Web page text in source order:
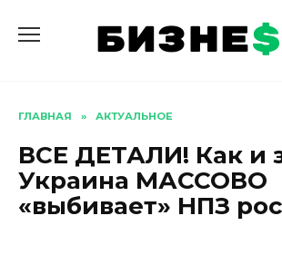
содержанию
ГЛАВНАЯ » АКТУАЛЬНОЕ
ВСЕ ДЕТАЛИ! Как и
Украина МАССОВО
«выбивает» НПЗ